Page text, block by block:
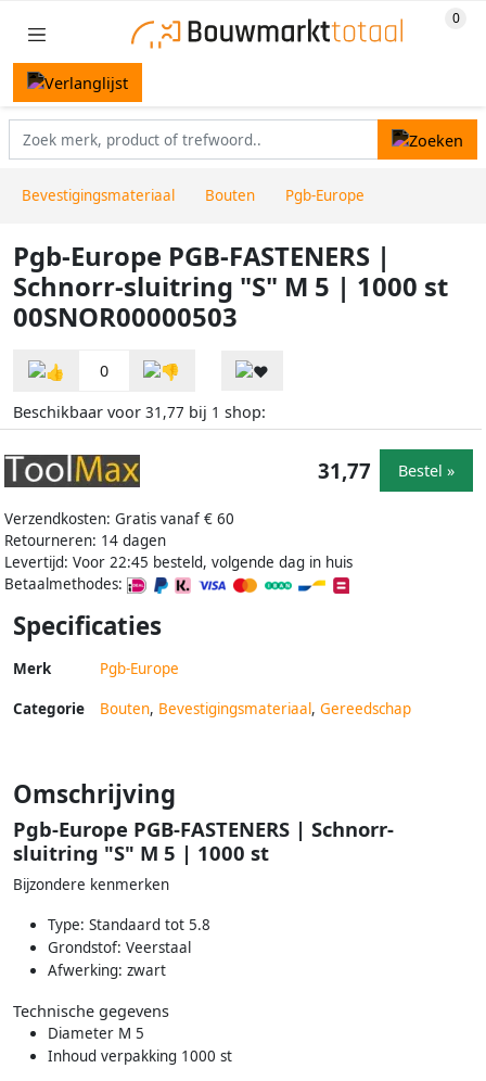
Bevestigingsmateriaal Bouten Pgb-Europe
Pgb-Europe PGB-FASTENERS |
Schnorr-sluitring "S" M 5 | 1000 st
00SNOR00000503
0
Beschikbaar voor 31,77 bij 1 shop:
Verzendkosten: Gratis vanaf € 60
Retourneren: 14 dagen
Levertijd: Voor 22:45 besteld, volgende dag in huis
Betaalmethodes:
31,77 Bestel »
Specificaties
Merk Pgb-Europe
Categorie Bouten, Bevestigingsmateriaal, Gereedschap
Omschrijving
Pgb-Europe PGB-FASTENERS | Schnorr-
sluitring "S" M 5 | 1000 st
Bijzondere kenmerken
Type: Standaard tot 5.8
Grondstof: Veerstaal
Afwerking: zwart
Technische gegevens
Diameter M 5
Inhoud verpakking 1000 st